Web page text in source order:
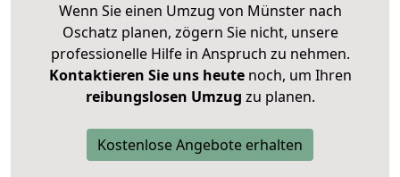
Wenn Sie einen Umzug von Münster nach
Oschatz planen, zögern Sie nicht, unsere
professionelle Hilfe in Anspruch zu nehmen.
Kontaktieren Sie uns heutenoch, um Ihren
reibungslosen Umzug zu planen.
Kostenlose Angebote erhalten